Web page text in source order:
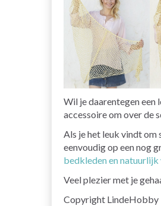
Wil je daarentegen een
accessoire om over de
Als je het leuk vindt om
eenvoudig op een nog
bedkleden en
Veel plezier met je
Copyright LindeHobby